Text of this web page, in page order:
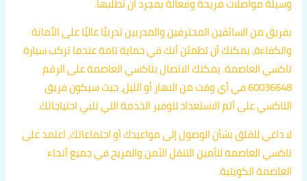
بفريق من السائقين المحترفين والمدربين تدريبًا عاليًا على الأمانة
والكفاءة، يمكنك أن تطمئن أنك في حماية تامة عندما تركب سيارة
تاكسي العاصمة. يمكنك الاتصال بتاكسي العاصمة على الرقم
60036648 في أي وقت من النهار أو الليل، حيث سيكون فريق
التاكسي على أتم الاستعداد لتوفير الخدمة التي تلبي احتياجاتك.
لا داعي للقلق بشأن الوصول إلى مواعيدك أو اجتماعاتك، اعتمد على
تاكسي العاصمة لتأمين التنقل الآمن والمريح في جميع أنحاء
العاصمة الكويتية.